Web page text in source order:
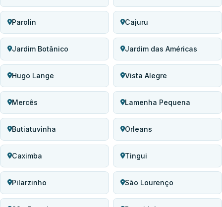
Parolin Cajuru
Jardim Botânico Jardim das Américas
Hugo Lange Vista Alegre
Mercês Lamenha Pequena
Butiatuvinha Orleans
Caximba Tingui
Pilarzinho São Lourenço